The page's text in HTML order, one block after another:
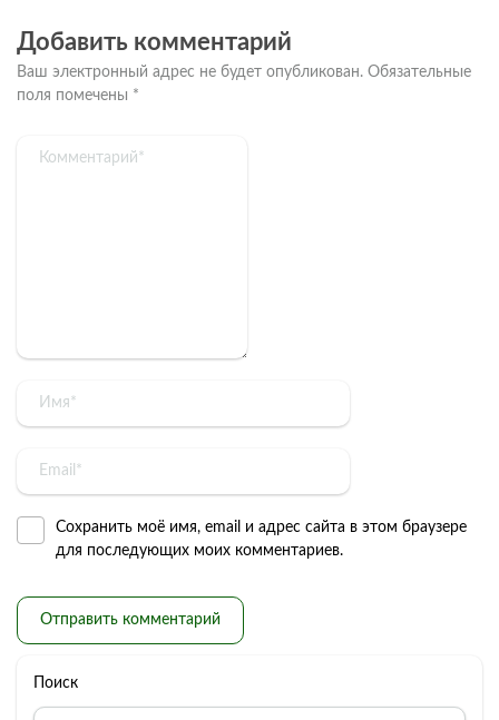
Добавить комментарий
Ваш электронный адрес не будет опубликован. Обязательные
поля помечены *
Сохранить моё имя, email и адрес сайта в этом браузере
для последующих моих комментариев.
Поиск